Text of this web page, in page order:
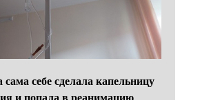
себе сделала капельницу
и попала в реанимацию